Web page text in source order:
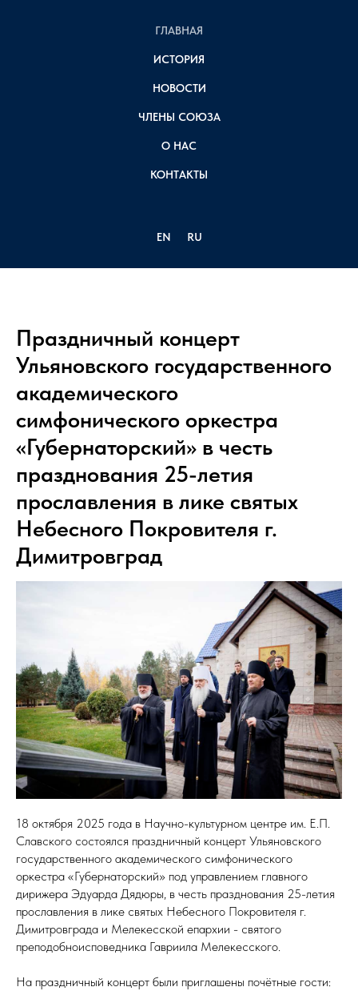
ГЛАВНАЯ
ИСТОРИЯ
НОВОСТИ
ЧЛЕНЫ СОЮЗА
О НАС
КОНТАКТЫ
EN RU
Праздничный концерт
Ульяновского государственного
академического
симфонического оркестра
«Губернаторский» в честь
празднования 25-летия
прославления в лике святых
Небесного Покровителя г.
Димитровград
18 октября 2025 года в Научно-культурном центре им. Е.П.
Славского состоялся праздничный концерт Ульяновского
государственного академического симфонического
оркестра «Губернаторский» под управлением главного
дирижера Эдуарда Дядюры, в честь празднования 25-летия
прославления в лике святых Небесного Покровителя г.
Димитровграда и Мелекесской епархии - святого
преподобноисповедника Гавриила Мелекесского.
На праздничный концерт были приглашены почётные гости: